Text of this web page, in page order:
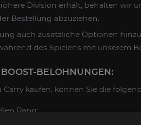
Division erhält, behalten wir
Bestellung abzuziehen.
auch zusätzliche Optionen
des Spielens mit unserem
BELOHNUNGEN:
Carry kaufen, können Sie die
Rang;